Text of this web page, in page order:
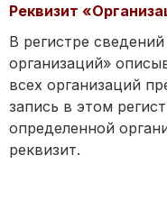
Реквизит
В регистре
организаций»
всех организаций
запись в этом
определенной
реквизит.